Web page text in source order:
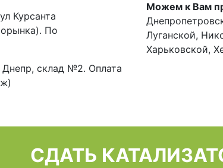
ул Курсанта
По
Днепр, склад №2. Оплата
Можем к Вам
Луганской,
Харьковской,
СДАТЬ